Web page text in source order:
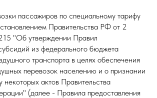
пассажиров по специальному тарифу
Правительства РФ от 2
"Об утверждении Правил
из федерального бюджета
транспорта в целях обеспечения
перевозок населению и о признании
некоторых актов Правительства
(далее - Правила предоставления